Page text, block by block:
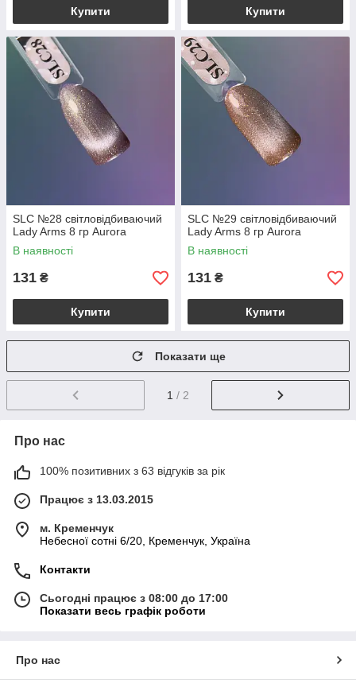
Купити Купити
SLC №28 світловідбиваючий
Lady Arms 8 гр Aurora
В наявності
131 ₴
Купити
SLC №29 світловідбиваючий
Lady Arms 8 гр Aurora
В наявності
131 ₴
Купити
Показати ще
1 / 2
Про нас
100% позитивних з 63 відгуків за рік
Працює з 13.03.2015
м. Кременчук
Небесної сотні 6/20, Кременчук, Україна
Контакти
Сьогодні працює з 08:00 до 17:00
Показати весь графік роботи
Про нас